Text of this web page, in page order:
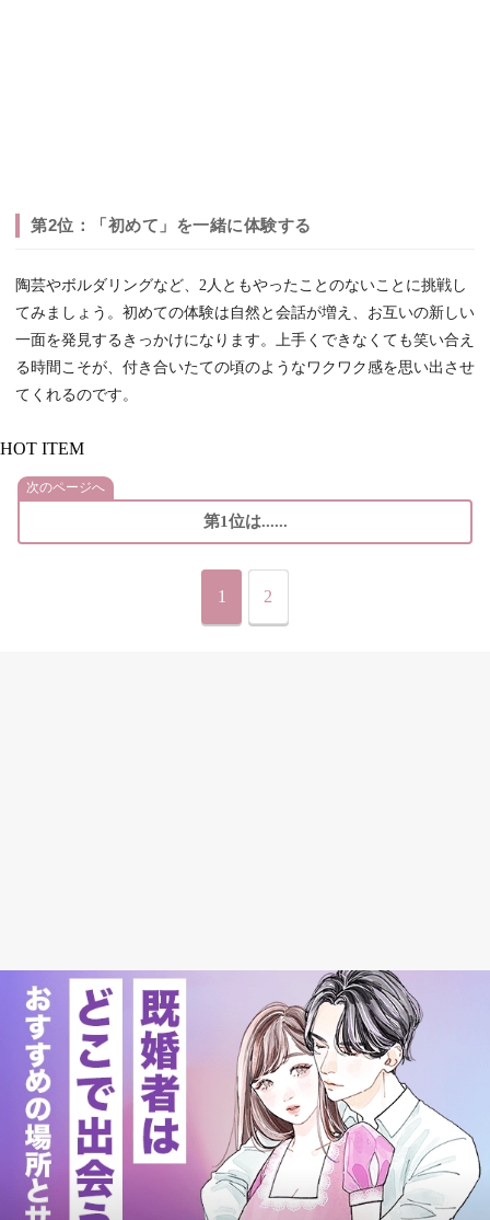
第2位：「初めて」を一緒に体験する
陶芸やボルダリングなど、2人ともやったことのないことに挑戦し
てみましょう。初めての体験は自然と会話が増え、お互いの新しい
一面を発見するきっかけになります。上手くできなくても笑い合え
る時間こそが、付き合いたての頃のようなワクワク感を思い出させ
てくれるのです。
HOT ITEM
次のページへ
第1位は......
1 2